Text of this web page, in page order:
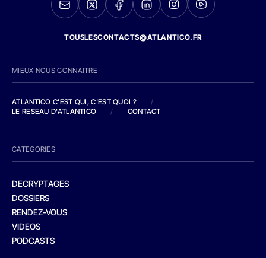
TOUSLESCONTACTS@ATLANTICO.FR
MIEUX NOUS CONNAITRE
ATLANTICO C'EST QUI, C'EST QUOI ?
/
LE RESEAU D'ATLANTICO
/ CONTACT
CATEGORIES
DECRYPTAGES
DOSSIERS
RENDEZ-VOUS
VIDEOS
PODCASTS